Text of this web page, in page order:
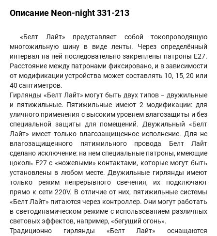
Описание Neon-night 331-213
«Белт Лайт» представляет собой токопроводящую
многожильную шину в виде ленты. Через определённый
интервал на ней последовательно закреплены патроны Е27.
Расстояние между патронами фиксировано, и в зависимости
от модификации устройства может составлять 10, 15, 20 или
40 сантиметров.
Гирлянды «Белт Лайт» могут быть двух типов – двужильные
и пятижильные. Пятижильные имеют 2 модификации: для
уличного применения с высоким уровнем влагозащиты и без
специальной защиты для помещений. Двужильный «Белт
Лайт» имеет только влагозащищенное исполнение. Для не
влагозащищенного пятижильного провода Белт Лайт
сделано исключение: на нем специальные патроны, имеющие
цоколь E27 с «ножевыми» контактами, которые могут быть
установлены в любом месте. Двужильные гирлянды имеют
только режим непрерывного свечения, их подключают
прямо к сети 220V. В отличие от них, пятижильные системы
«Белт Лайт» питаются через контроллер. Они могут работать
в светодинамическом режиме с использованием различных
световых эффектов, например, «бегущий огонь».
Традиционно гирлянды «Белт Лайт» оснащаются